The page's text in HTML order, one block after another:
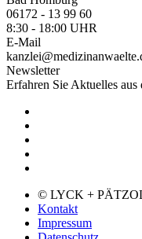
06172 - 13 99 60
8:30 - 18:00 UHR
E-Mail
Newsletter
Erfahren Sie Aktuelles aus
© LYCK +
Kontakt
Impressum